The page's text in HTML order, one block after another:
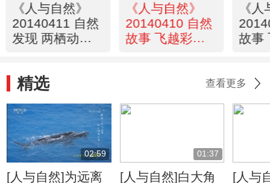
《人与自然》
20140411 自然
发现 两栖动物-
《人与自然》
20140410 自然
故事 飞越彩虹-
《
故事
精选 查看更多
02:59
[人与自然]为远离
01:37
[人与自然]白大角
[人与